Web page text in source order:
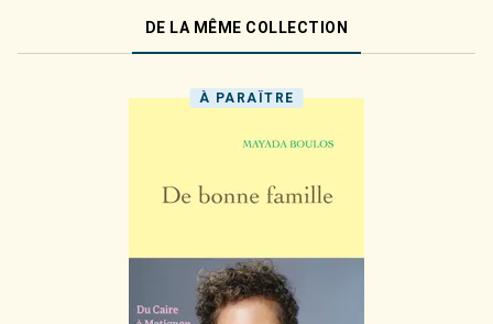
DE LA MÊME COLLECTION
À PARAÎTRE